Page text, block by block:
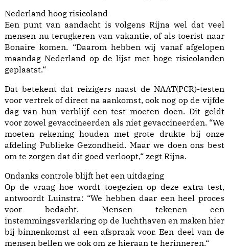
Nederland hoog risicoland
Een punt van aandacht is volgens Rijna wel dat veel
mensen nu terugkeren van vakantie, of als toerist naar
Bonaire komen. “Daarom hebben wij vanaf afgelopen
maandag Nederland op de lijst met hoge risicolanden
geplaatst.“
Dat betekent dat reizigers naast de NAAT(PCR)-testen
voor vertrek of direct na aankomst, ook nog op de vijfde
dag van hun verblijf een test moeten doen. Dit geldt
voor zowel gevaccineerden als niet gevaccineerden. “We
moeten rekening houden met grote drukte bij onze
afdeling Publieke Gezondheid. Maar we doen ons best
om te zorgen dat dit goed verloopt,“ zegt Rijna.
Ondanks controle blijft het een uitdaging
Op de vraag hoe wordt toegezien op deze extra test,
antwoordt Luinstra: “We hebben daar een heel proces
voor bedacht. Mensen tekenen een
instemmingsverklaring op de luchthaven en maken hier
bij binnenkomst al een afspraak voor. Een deel van de
mensen bellen we ook om ze hieraan te herinneren.“